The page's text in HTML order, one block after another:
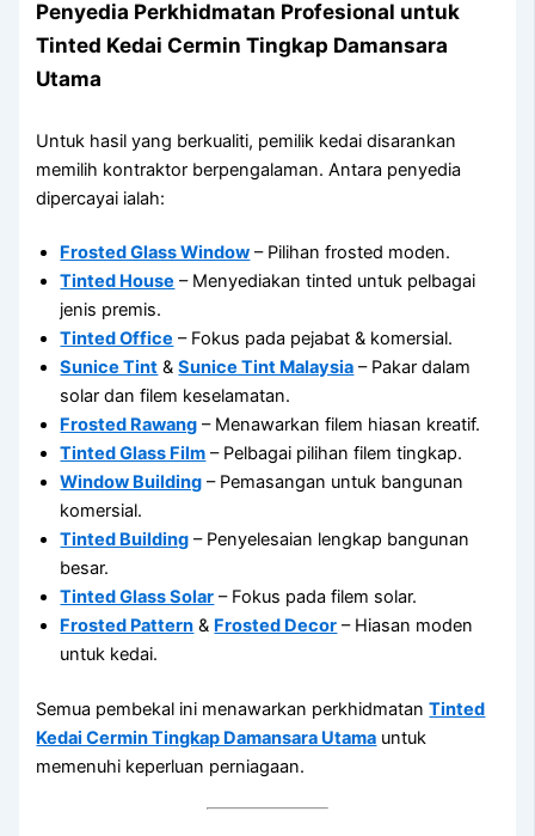
Penyedia Perkhidmatan Profesional untuk
Tinted Kedai Cermin Tingkap Damansara
Utama
Untuk hasil yang berkualiti, pemilik kedai disarankan
memilih kontraktor berpengalaman. Antara penyedia
dipercayai ialah:
Frosted Glass Window – Pilihan frosted moden.
Tinted House – Menyediakan tinted untuk pelbagai
jenis premis.
Tinted Office – Fokus pada pejabat & komersial.
Sunice Tint &Sunice Tint Malaysia – Pakar dalam
solar dan filem keselamatan.
Frosted Rawang – Menawarkan filem hiasan kreatif.
Tinted Glass Film – Pelbagai pilihan filem tingkap.
Window Building – Pemasangan untuk bangunan
komersial.
Tinted Building – Penyelesaian lengkap bangunan
besar.
Tinted Glass Solar – Fokus pada filem solar.
Frosted Pattern & Frosted Decor – Hiasan moden
untuk kedai.
Semua pembekal ini menawarkan perkhidmatanTinted
Kedai Cermin Tingkap Damansara Utama untuk
memenuhi keperluan perniagaan.